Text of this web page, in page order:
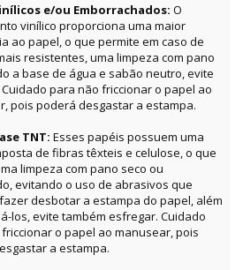
e/ou Emborrachados: O
vinílico proporciona uma maior
ao papel, o que permite em caso de
resistentes, uma limpeza com pano
a base de água e sabão neutro, evite
para não friccionar o papel ao
pois poderá desgastar a estampa.
TNT: Esses papéis possuem uma
de fibras têxteis e celulose, o que
limpeza com pano seco ou
evitando o uso de abrasivos que
desbotar a estampa do papel, além
los, evite também esfregar. Cuidado
o papel ao manusear, pois
a estampa.